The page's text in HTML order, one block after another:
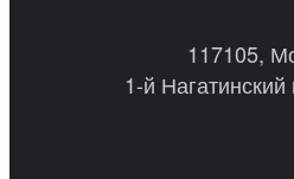
117105,
1-й